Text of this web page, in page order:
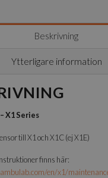
Beskrivning
Ytterligare information
X1 Series
till X1 och X1C (ej X1E)
finns här:
en/x1/